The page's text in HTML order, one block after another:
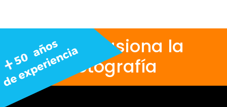
Nos apasiona la
fotografía